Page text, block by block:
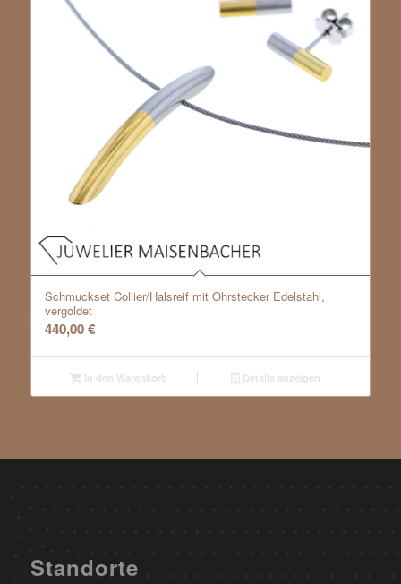
Schmuckset Collier/Halsreif mit Ohrstecker Edelstahl,
vergoldet
440,00€
In den Warenkorb Details anzeigen
Standorte